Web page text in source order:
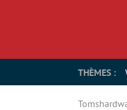
THÈMES :